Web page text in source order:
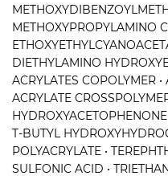
METHOXYPROPYLAMINO
DIETHYLAMINO
ACRYLATES COPOLYMER
ACRYLATE
T-BUTYL
POLYACRYLATE •
SULFONIC ACID •